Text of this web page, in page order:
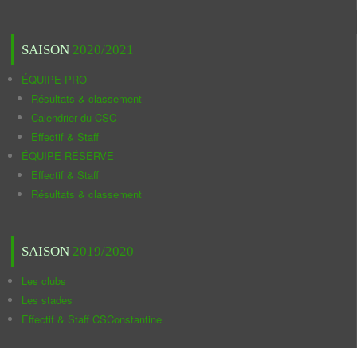
SAISON 2020/2021
ÉQUIPE PRO
Résultats & classement
Calendrier du CSC
Effectif & Staff
ÉQUIPE RÉSERVE
Effectif & Staff
Résultats & classement
SAISON 2019/2020
Les clubs
Les stades
Effectif & Staff CSConstantine